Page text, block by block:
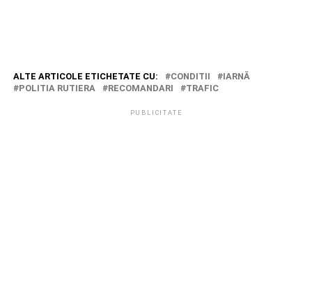
ALTE ARTICOLE ETICHETATE CU: CONDITII
IARNĂ
POLITIA RUTIERA
RECOMANDARI TRAFIC
PUBLICITATE